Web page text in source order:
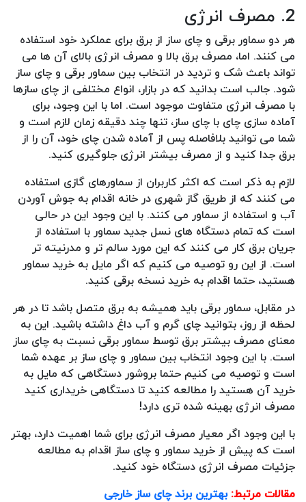
2. مصرف انرژی
هر دو سماور برقی و چای ساز از برق برای عملکرد خود استفاده
می کنند. اما، مصرف برق بالا و مصرف انرژی بالای آن ها می
تواند باعث شک و تردید در انتخاب بین سماور برقی و چای ساز
شود. جالب است بدانید که در بازار، انواع مختلفی از چای سازها
با مصرف انرژی متفاوت موجود است. اما با این وجود، برای
آماده سازی چای با چای ساز، تنها چند دقیقه زمان لازم است و
شما می توانید بلافاصله پس از آماده شدن چای خود، آن را از
برق جدا کنید و از مصرف بیشتر انرژی جلوگیری کنید.
لازم به ذکر است که اکثر کاربران از سماورهای گازی استفاده
می کنند که از طریق گاز شهری در خانه اقدام به جوش آوردن
آب و استفاده از سماور می کنند. با این وجود این در حالی
است که تمام دستگاه های نسل جدید سماور با استفاده از
جریان برق کار می کنند که این مورد سالم تر و مدرنیته تر
است. از این رو توصیه می کنیم که اگر مایل به خرید سماور
هستید، حتما اقدام به خرید نسخه برقی کنید.
در مقابل، سماور برقی باید همیشه به برق متصل باشد تا در هر
لحظه از روز، بتوانید چای گرم و آب داغ داشته باشید. این به
معنای مصرف بیشتر برق توسط سماور برقی نسبت به چای ساز
است. با این وجود انتخاب بین سماور و چای ساز بر عهده شما
است و توصیه می کنیم حتما بروشور دستگاهی که مایل به
خرید آن هستید را مطالعه کنید تا دستگاهی خریداری کنید
مصرف انرژی بهینه شده تری دارد!
با این وجود اگر معیار مصرف انرژی برای شما اهمیت دارد، بهتر
است که پیش از خرید سماور و چای ساز اقدام به مطالعه
جزئیات مصرف انرژی دستگاه خود کنید.
مقالات مرتبط: بهترین برند چای ساز خارجی